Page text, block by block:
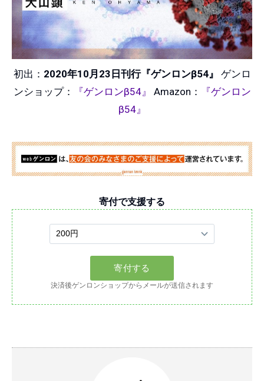
初出： 2020年10月23日刊行『ゲンロンβ54』
ゲンロ
ンショップ：
『ゲンロンβ54』 Amazon：
『ゲンロン
β54』
寄付で支援する
決済後ゲンロンショップからメールが送信されます